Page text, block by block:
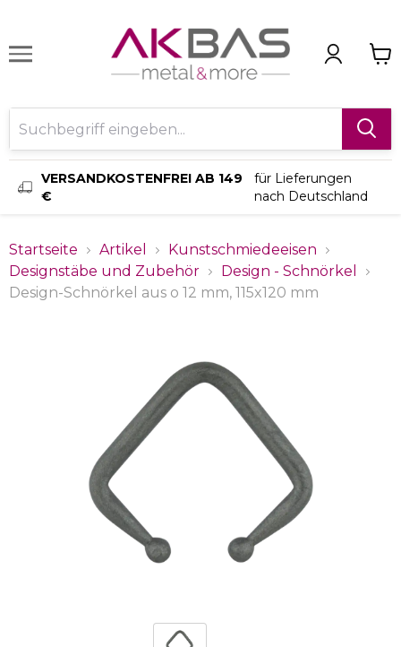
VERSANDKOSTENFREI AB 149
€
für Lieferungen
nach Deutschland
Startseite Artikel
Kunstschmiedeeisen
Designstäbe und Zubehör
Design - Schnörkel
Design-Schnörkel aus o 12 mm, 115x120 mm